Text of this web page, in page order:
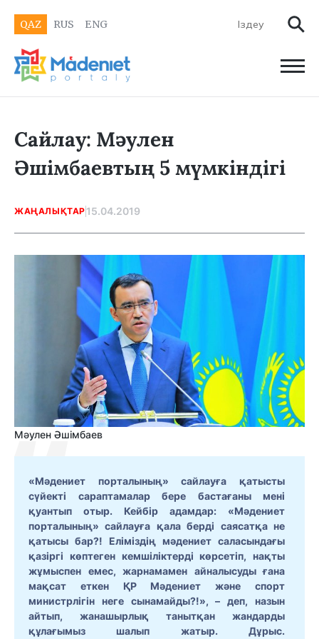
QAZ RUS ENG
Сайлау: Мәулен
Әшімбаевтың 5 мүмкіндігі
ЖАҢАЛЫҚТАР 15.04.2019
Мәулен Әшімбаев
«Мәдениет порталының» сайлауға қатысты
сүйекті сараптамалар бере бастағаны мені
қуантып отыр. Кейбір адамдар: «Мәдениет
порталының» сайлауға қала берді саясатқа не
қатысы бар?! Еліміздің мәдениет саласындағы
қазіргі көптеген кемшіліктерді көрсетіп, нақты
жұмыспен емес, жарнамамен айналысуды ғана
мақсат еткен ҚР Мәдениет және спорт
министрлігін неге сынамайды?!», – деп, назын
айтып, жанашырлық танытқан жандарды
құлағымыз шалып жатыр. Дұрыс.